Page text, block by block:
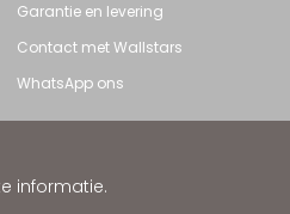
informatie.
Garantie en levering
Contact met Wallstars
WhatsApp ons